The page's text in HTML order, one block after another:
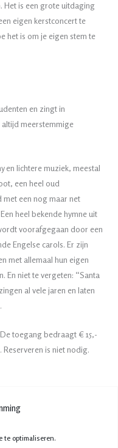
te optimaliseren.
Het is een grote uitdaging
eigen kerstconcert te
het is om je eigen stem te
en zingt in
altijd meerstemmige
en lichtere muziek, meestal
een heel oud
een nog maar net
heel bekende hymne uit
voorafgegaan door een
Engelse carols. Er zijn
met allemaal hun eigen
En niet te vergeten: “Santa
al vele jaren en laten
toegang bedraagt € 15,-
is niet nodig.